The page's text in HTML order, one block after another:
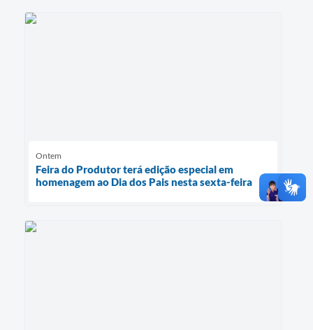
Ontem
Feira do Produtor terá edição especial em
homenagem ao Dia dos Pais nesta sexta-feira